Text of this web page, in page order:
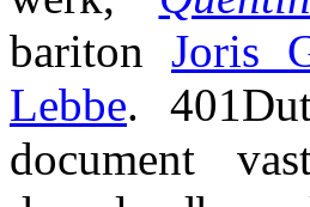
bariton Joris
Lebbe.
document